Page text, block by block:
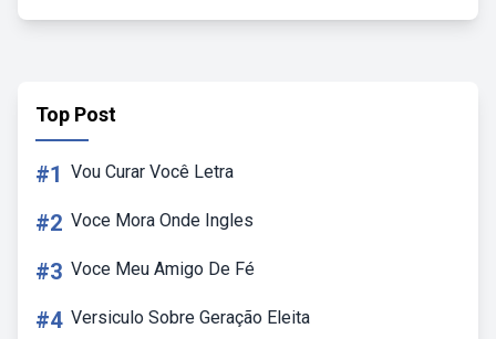
Top Post
#1 Vou Curar Você Letra
#2 Voce Mora Onde Ingles
#3 Voce Meu Amigo De Fé
#4 Versiculo Sobre Geração Eleita